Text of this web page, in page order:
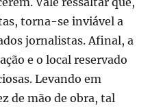
torna-se inviável a
jornalistas. Afinal, a
e o local reservado
Levando em
de mão de obra, tal